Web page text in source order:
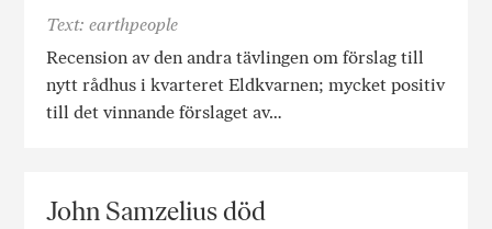
Text: earthpeople
Recension av den andra tävlingen om förslag till
nytt rådhus i kvarteret Eldkvarnen; mycket positiv
till det vinnande förslaget av…
John Samzelius död